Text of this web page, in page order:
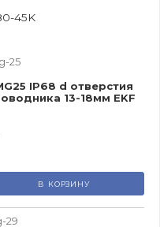
45K
25
IP68 d отверстия
13-18мм EKF
В КОРЗИНУ
29